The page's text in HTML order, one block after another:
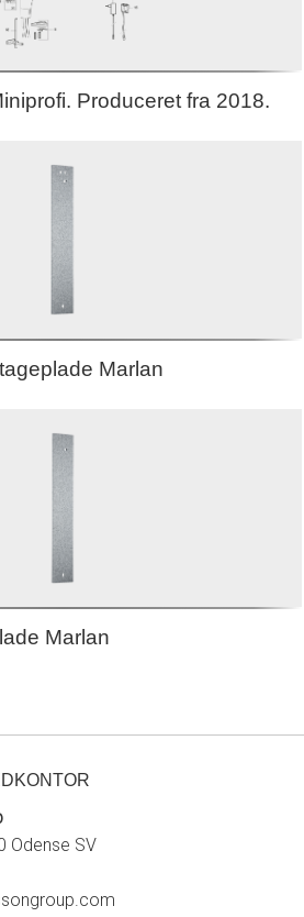
Produceret fra 2018.
Marlan
Marlan
Odense SV